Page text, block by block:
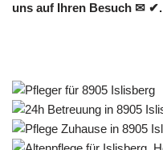
uns auf Ihren Besuch ✉ ✔.